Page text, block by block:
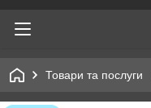
Товари та послуги